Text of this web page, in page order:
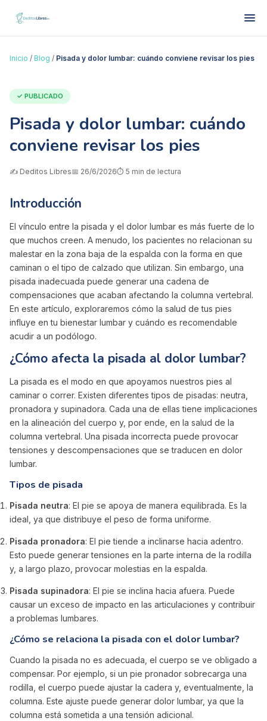
Inicio / Blog / Pisada y dolor lumbar: cuándo conviene revisar los pies
✓ PUBLICADO
Pisada y dolor lumbar: cuándo
conviene revisar los pies
✍️ Deditos Libres📅 26/6/2026⏱️ 5 min de lectura
Introducción
El vínculo entre la pisada y el dolor lumbar es más fuerte de lo
que muchos creen. A menudo, los pacientes no relacionan su
malestar en la zona baja de la espalda con la forma en que
caminan o el tipo de calzado que utilizan. Sin embargo, una
pisada inadecuada puede generar una cadena de
compensaciones que acaban afectando la columna vertebral.
En este artículo, exploraremos cómo la salud de tus pies
influye en tu bienestar lumbar y cuándo es recomendable
acudir a un podólogo.
¿Cómo afecta la pisada al dolor lumbar?
La pisada es el modo en que apoyamos nuestros pies al
caminar o correr. Existen diferentes tipos de pisadas: neutra,
pronadora y supinadora. Cada una de ellas tiene implicaciones
en la alineación del cuerpo y, por ende, en la salud de la
columna vertebral. Una pisada incorrecta puede provocar
tensiones y descompensaciones que se traducen en dolor
lumbar.
Tipos de pisada
Pisada neutra: El pie se apoya de manera equilibrada. Es la
ideal, ya que distribuye el peso de forma uniforme.
Pisada pronadora: El pie tiende a inclinarse hacia adentro.
Esto puede generar tensiones en la parte interna de la rodilla
y, a largo plazo, provocar molestias en la espalda.
Pisada supinadora: El pie se inclina hacia afuera. Puede
causar un exceso de impacto en las articulaciones y contribuir
a problemas lumbares.
¿Cómo se relaciona la pisada con el dolor lumbar?
Cuando la pisada no es adecuada, el cuerpo se ve obligado a
compensar. Por ejemplo, si un pie pronador sobrecarga una
rodilla, el cuerpo puede ajustar la cadera y, eventualmente, la
columna. Este ajuste puede generar dolor lumbar, ya que la
columna está sometida a una tensión adicional.